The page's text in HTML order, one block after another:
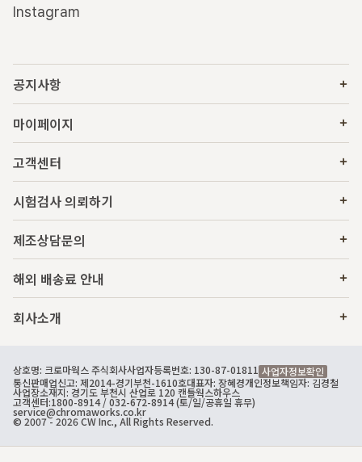
Instagram
공지사항
마이페이지
고객센터
시험검사 의뢰하기
제조상담문의
해외 배송료 안내
회사소개
상호명: 크로마웍스 주식회사사업자등록번호: 130-87-01811 사업자정보확인
통신판매업신고: 제2014-경기부천-1610호대표자: 장혜경개인정보책임자: 김경철
사업장소재지: 경기도 부천시 산업로 120 캔들웍스하우스
고객센터:1800-8914/ 032-672-8914 (토/일/공휴일 휴무)
service@chromaworks.co.kr
© 2007 - 2026 CW Inc., All Rights Reserved.